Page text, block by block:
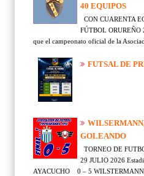
40 EQUIPOS
CON CUARENTA
FÚTBOL ORUREÑO
que el campeonato oficial de la
FUTSAL DE
GOLEANDO
TORNEO DE
29 JULIO 2026
AYACUCHO 0 – 5 WILSTERMANN